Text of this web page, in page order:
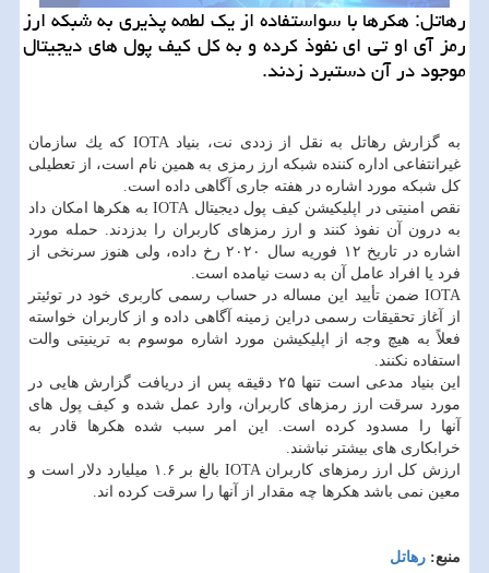
رهاتل: هكرها با سواستفاده از یك لطمه پذیری به شبكه ارز
رمز آی او تی ای نفوذ كرده و به كل كیف پول های دیجیتال
موجود در آن دستبرد زدند.
به گزارش رهاتل به نقل از زددی نت، بنیاد IOTA كه یك سازمان
غیرانتفاعی اداره كننده شبكه ارز رمزی به همین نام است، از تعطیلی
كل شبكه مورد اشاره در هفته جاری آگاهی داده است.
نقص امنیتی در اپلیكیشن كیف پول دیجیتال IOTA به هكرها امكان داد
به درون آن نفوذ كنند و ارز رمزهای كاربران را بدزدند. حمله مورد
اشاره در تاریخ ۱۲ فوریه سال ۲۰۲۰ رخ داده، ولی هنوز سرنخی از
فرد یا افراد عامل آن به دست نیامده است.
IOTA ضمن تأیید این مساله در حساب رسمی كاربری خود در توئیتر
از آغاز تحقیقات رسمی دراین زمینه آگاهی داده و از كاربران خواسته
فعلاً به هیچ وجه از اپلیكیشن مورد اشاره موسوم به ترینیتی والت
استفاده نكنند.
این بنیاد مدعی است تنها ۲۵ دقیقه پس از دریافت گزارش هایی در
مورد سرقت ارز رمزهای كاربران، وارد عمل شده و كیف پول های
آنها را مسدود كرده است. این امر سبب شده هكرها قادر به
خرابكاری های بیشتر نباشند.
ارزش كل ارز رمزهای كاربران IOTA بالغ بر ۱.۶ میلیارد دلار است و
معین نمی باشد هكرها چه مقدار از آنها را سرقت كرده اند.
منبع: رهاتل